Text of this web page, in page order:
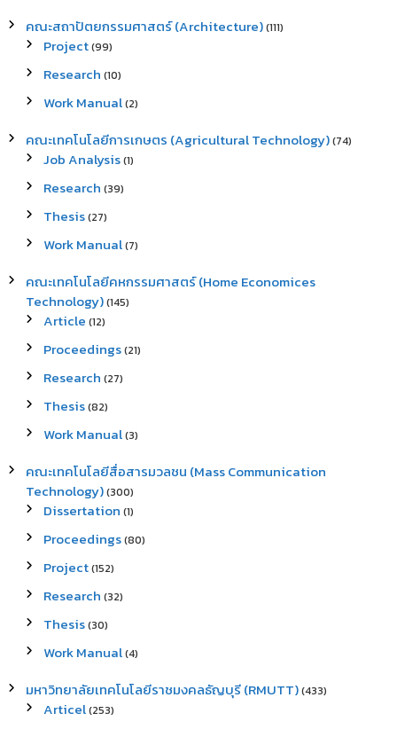
คณะสถาปัตยกรรมศาสตร์ (Architecture)(111)
Project(99)
Research (10)
Work Manual(2)
คณะเทคโนโลยีการเกษตร (Agricultural Technology)(74)
Job Analysis(1)
Research (39)
Thesis(27)
Work Manual(7)
คณะเทคโนโลยีคหกรรมศาสตร์ (Home Economices
Technology)(145)
Article (12)
Proceedings(21)
Research (27)
Thesis(82)
Work Manual(3)
คณะเทคโนโลยีสื่อสารมวลชน (Mass Communication
Technology)(300)
Dissertation (1)
Proceedings(80)
Project(152)
Research (32)
Thesis(30)
Work Manual(4)
มหาวิทยาลัยเทคโนโลยีราชมงคลธัญบุรี (RMUTT)(433)
Articel(253)